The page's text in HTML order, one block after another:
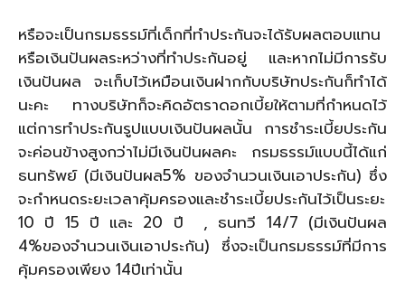
หรือจะเป็นกรมธรรม์ที่เด็กที่ทำประกันจะได้รับผลตอบแทน
หรือเงินปันผลระหว่างที่ทำประกันอยู่ และหากไม่มีการรับ
เงินปันผล จะเก็บไว้เหมือนเงินฝากกับบริษัทประกันก็ทำได้
นะคะ ทางบริษัทก็จะคิดอัตราดอกเบี้ยให้ตามที่กำหนดไว้
แต่การทำประกันรูปแบบเงินปันผลนั้น การชำระเบี้ยประกัน
จะค่อนข้างสูงกว่าไม่มีเงินปันผลคะ กรมธรรม์แบบนี้ได้แก่
ธนทรัพย์ (มีเงินปันผล5% ของจำนวนเงินเอาประกัน) ซึ่ง
จะกำหนดระยะเวลาคุ้มครองและชำระเบี้ยประกันไว้เป็นระยะ
10 ปี 15 ปี และ 20 ปี , ธนทวี 14/7 (มีเงินปันผล
4%ของจำนวนเงินเอาประกัน) ซึ่งจะเป็นกรมธรรม์ที่มีการ
คุ้มครองเพียง 14ปีเท่านั้น